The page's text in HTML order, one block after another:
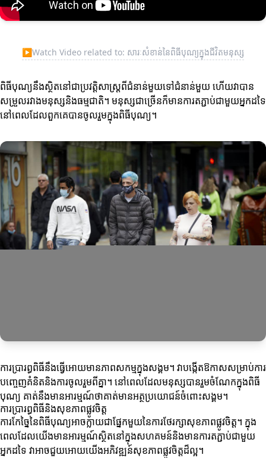
▶Watch Video related to: សារៈសំខាន់នៃពិធីបុណ្យក្នុងជីវិតមនុស្ស
ពិធីបុណ្យនឹងស្ថិតនៅជាប្រវត្តិសាស្ត្រពីជំនាន់មួយទៅជំនាន់មួយ ហើយវាបាន
សម្រួលរវាងមនុស្សនិងធម្មជាតិ។ មនុស្សជាច្រើនក៏មានការតភ្ជាប់ជាមួយអ្នកដទៃ
នៅពេលដែលពួកគេបានចូលរួមក្នុងពិធីបុណ្យ។
ការប្រារព្ធពិធីនឹងធ្វើអោយមានភាពសកម្មក្នុងសង្គម។ វាបង្កើតឱកាសសម្រាប់ការ
បញ្ចេញគំនិតនិងការចូលរួមពីគ្នា។ នៅពេលដែលមនុស្សបានរួមចំណែកក្នុងពិធី
បុណ្យ គាត់នឹងមានអារម្មណ៍ថាគាត់មានអត្ថប្រយោជន៍ចំពោះសង្គម។
ការប្រារព្ធពិធីនិងសុខភាពផ្លូវចិត្ត
ការកែច្នៃនៃពិធីបុណ្យអាចក្លាយជាផ្នែកមួយនៃការថែរក្សាសុខភាពផ្លូវចិត្ត។ ក្នុង
ពេលដែលយើងមានអារម្មណ៍ស្ថិតនៅក្នុងសហគមន៍និងមានការតភ្ជាប់ជាមួយ
អ្នកដទៃ វាអាចជួយអោយយើងអភិវឌ្ឍន៍សុខភាពផ្លូវចិត្តដ៏ល្អ។